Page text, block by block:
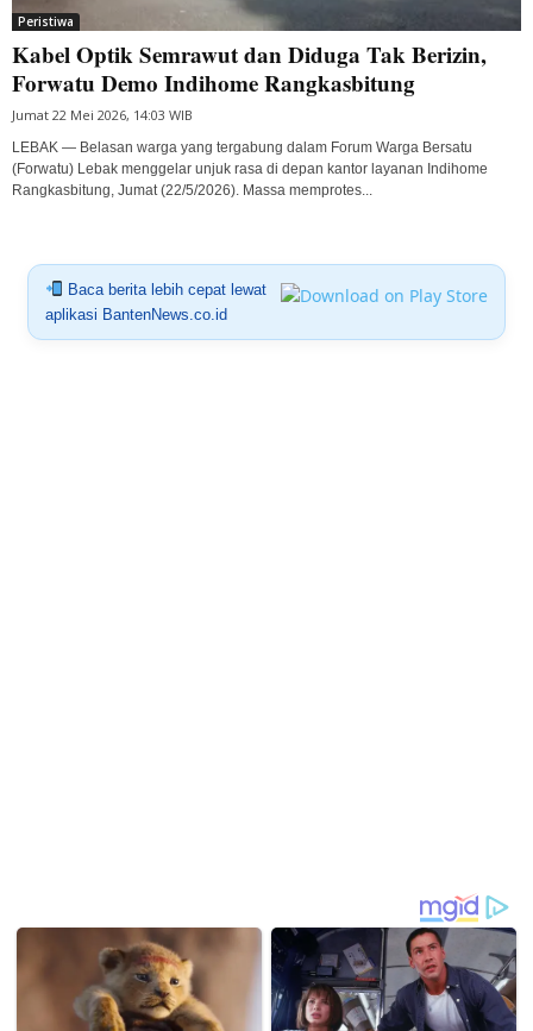
Peristiwa
Kabel Optik Semrawut dan Diduga Tak Berizin,
Forwatu Demo Indihome Rangkasbitung
Jumat 22 Mei 2026, 14:03 WIB
LEBAK — Belasan warga yang tergabung dalam Forum Warga Bersatu
(Forwatu) Lebak menggelar unjuk rasa di depan kantor layanan Indihome
Rangkasbitung, Jumat (22/5/2026). Massa memprotes...
Baca berita lebih cepat lewat
aplikasi BantenNews.co.id